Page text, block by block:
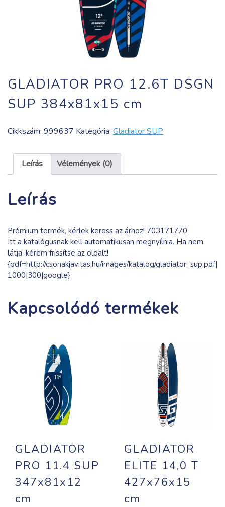
GLADIATOR PRO 12.6T DSGN
SUP 384x81x15 cm
Cikkszám: 999637 Kategória: Gladiator SUP
Leírás Vélemények (0)
Leírás
Prémium termék, kérlek keress az árhoz! 703171770
Itt a katalógusnak kell automatikusan megnyílnia. Ha nem
látja, kérem frissítse az oldalt!
{pdf=http://csonakjavitas.hu/images/katalog/gladiator_sup.pdf|
1000|300|google}
Kapcsolódó termékek
GLADIATOR
PRO 11.4 SUP
347x81x12
cm
GLADIATOR
ELITE 14,0 T
427x76x15
cm